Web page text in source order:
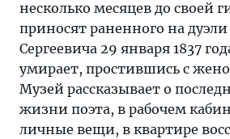
несколько месяцев до своей
приносят раненного на дуэли
Сергеевича 29 января 1837
умирает, простившись с
Музей рассказывает о
жизни поэта, в рабочем
личные вещи, в квартире